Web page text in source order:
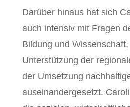
Darüber hinaus hat sich
auch intensiv mit Fragen
Bildung und
Unterstützung der
der Umsetzung
auseinandergesetzt.